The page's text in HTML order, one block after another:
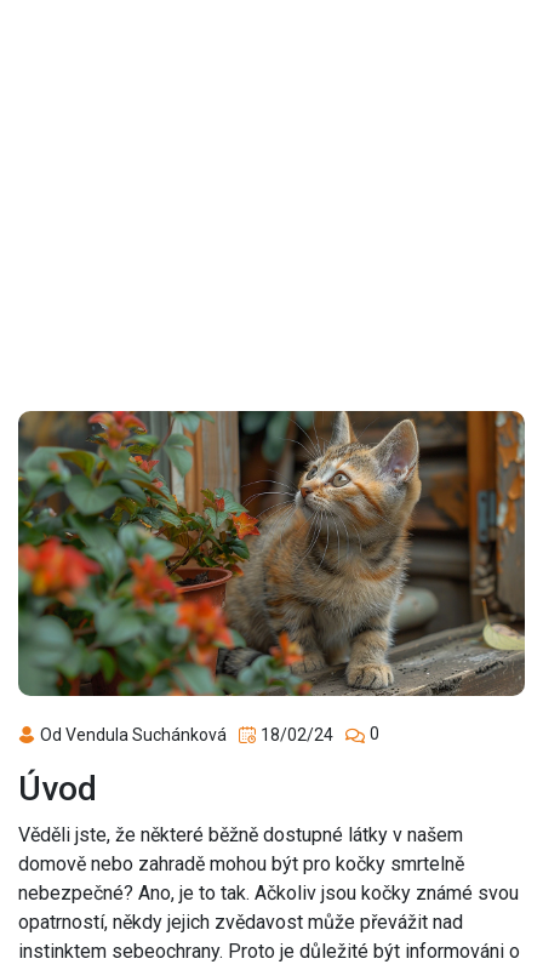
Od Vendula Suchánková 18/02/24 0
Úvod
Věděli jste, že některé běžně dostupné látky v našem
domově nebo zahradě mohou být pro kočky smrtelně
nebezpečné? Ano, je to tak. Ačkoliv jsou kočky známé svou
opatrností, někdy jejich zvědavost může převážit nad
instinktem sebeochrany. Proto je důležité být informováni o